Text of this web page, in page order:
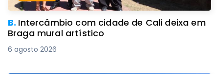
B. Intercâmbio com cidade de Cali deixa em
Braga mural artístico
6 agosto 2026